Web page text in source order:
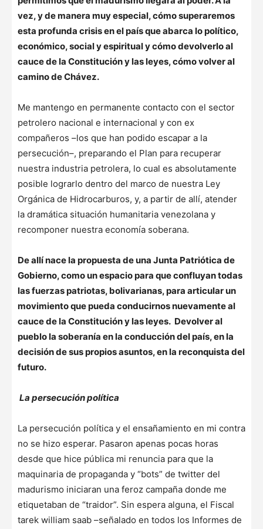
vez, y de manera muy especial, cómo superaremos
esta profunda crisis en el país que abarca lo político,
económico, social y espiritual y cómo devolverlo al
cauce de la Constitución y las leyes, cómo volver al
camino de Chávez.
Me mantengo en permanente contacto con el sector
petrolero nacional e internacional y con ex
compañeros –los que han podido escapar a la
persecución–, preparando el Plan para recuperar
nuestra industria petrolera, lo cual es absolutamente
posible lograrlo dentro del marco de nuestra Ley
Orgánica de Hidrocarburos, y, a partir de allí, atender
la dramática situación humanitaria venezolana y
recomponer nuestra economía soberana.
De allí nace la propuesta de una Junta Patriótica de
Gobierno, como un espacio para que confluyan todas
las fuerzas patriotas, bolivarianas, para articular un
movimiento que pueda conducirnos nuevamente al
cauce de la Constitución y las leyes. Devolver al
pueblo la soberanía en la conducción del país, en la
decisión de sus propios asuntos, en la reconquista del
futuro.
La persecución política
La persecución política y el ensañamiento en mi contra
no se hizo esperar. Pasaron apenas pocas horas
desde que hice pública mi renuncia para que la
maquinaria de propaganda y “bots” de twitter del
madurismo iniciaran una feroz campaña donde me
etiquetaban de “traidor”. Sin espera alguna, el Fiscal
tarek william saab –señalado en todos los Informes de